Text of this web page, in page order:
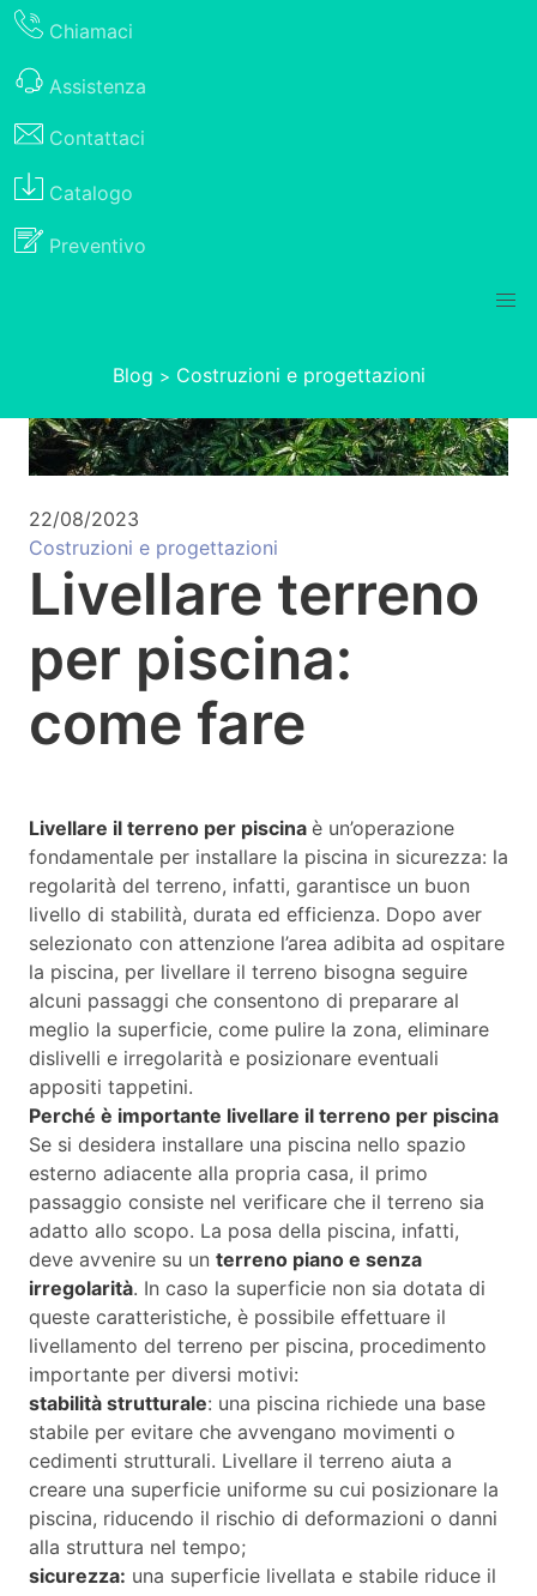
Chiamaci
Assistenza
Contattaci
Catalogo
Preventivo
Blog > Costruzioni e progettazioni
22/08/2023
Costruzioni e progettazioni
Livellare terreno
per piscina:
come fare
Livellare il terreno per piscina è un’operazione
fondamentale per installare la piscina in sicurezza: la
regolarità del terreno, infatti, garantisce un buon
livello di stabilità, durata ed efficienza. Dopo aver
selezionato con attenzione l’area adibita ad ospitare
la piscina, per livellare il terreno bisogna seguire
alcuni passaggi che consentono di preparare al
meglio la superficie, come pulire la zona, eliminare
dislivelli e irregolarità e posizionare eventuali
appositi tappetini.
Perché è importante livellare il terreno per piscina
Se si desidera installare una piscina nello spazio
esterno adiacente alla propria casa, il primo
passaggio consiste nel verificare che il terreno sia
adatto allo scopo. La posa della piscina, infatti,
deve avvenire su un terreno piano e senza
irregolarità. In caso la superficie non sia dotata di
queste caratteristiche, è possibile effettuare il
livellamento del terreno per piscina, procedimento
importante per diversi motivi:
stabilità strutturale: una piscina richiede una base
stabile per evitare che avvengano movimenti o
cedimenti strutturali. Livellare il terreno aiuta a
creare una superficie uniforme su cui posizionare la
piscina, riducendo il rischio di deformazioni o danni
alla struttura nel tempo;
sicurezza: una superficie livellata e stabile riduce il